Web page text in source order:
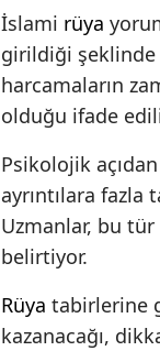
İslami rüya
girildiği şeklinde
harcamaların
olduğu ifade
Psikolojik
ayrıntılara fazla
Uzmanlar, bu
belirtiyor.
Rüya tabirlerine
kazanacağı,